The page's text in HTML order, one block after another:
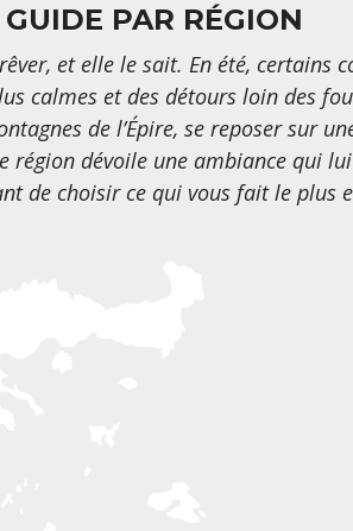
PAR RÉGION
et elle le sait. En été, certains
calmes et des détours loin des
de l’Épire, se reposer sur
région dévoile une ambiance qui
de choisir ce qui vous fait le plus